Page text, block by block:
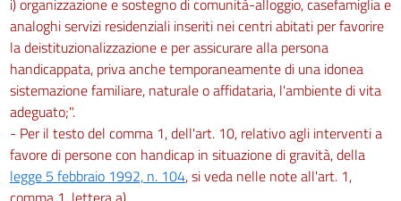
i) organizzazione e sostegno di comunità-alloggio, casefamiglia e
analoghi servizi residenziali inseriti nei centri abitati per favorire
la deistituzionalizzazione e per assicurare alla persona
handicappata, priva anche temporaneamente di una idonea
sistemazione familiare, naturale o affidataria, l'ambiente di vita
adeguato;".
- Per il testo del comma 1, dell'art. 10, relativo agli interventi a
favore di persone con handicap in situazione di gravità, della
legge 5 febbraio 1992, n. 104, si veda nelle note all'art. 1,